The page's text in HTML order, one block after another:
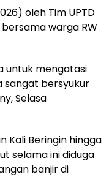
oleh Tim UPTD
warga RW
untuk mengatasi
sangat bersyukur
Selasa
Kali Beringin hingga
selama ini diduga
banjir di